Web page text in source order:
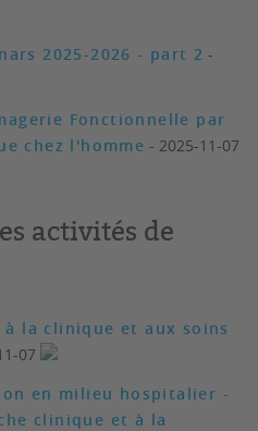
2025-2026 - part 2 -
Fonctionnelle par
chez l'homme - 2025-11-07
activités de
à la clinique et aux soins
07
en milieu hospitalier -
clinique et à la